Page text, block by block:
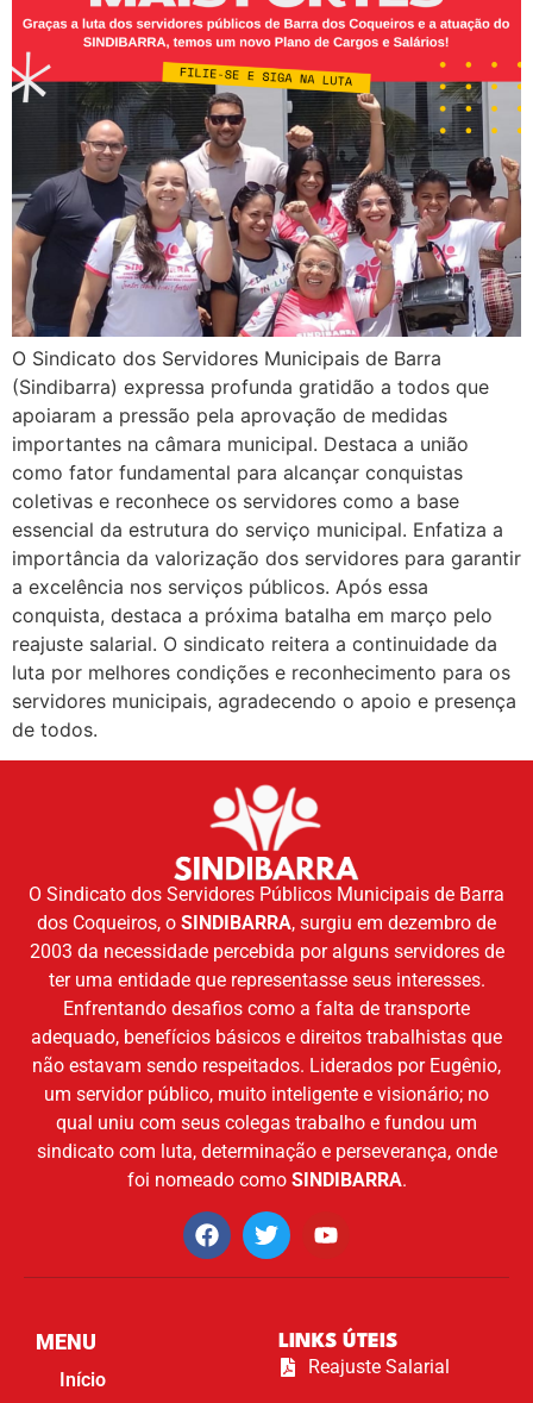
O Sindicato dos Servidores Municipais de Barra
(Sindibarra) expressa profunda gratidão a todos que
apoiaram a pressão pela aprovação de medidas
importantes na câmara municipal. Destaca a união
como fator fundamental para alcançar conquistas
coletivas e reconhece os servidores como a base
essencial da estrutura do serviço municipal. Enfatiza a
importância da valorização dos servidores para garantir
a excelência nos serviços públicos. Após essa
conquista, destaca a próxima batalha em março pelo
reajuste salarial. O sindicato reitera a continuidade da
luta por melhores condições e reconhecimento para os
servidores municipais, agradecendo o apoio e presença
de todos.
O Sindicato dos Servidores Públicos Municipais de Barra
dos Coqueiros, o SINDIBARRA, surgiu em dezembro de
2003 da necessidade percebida por alguns servidores de
ter uma entidade que representasse seus interesses.
Enfrentando desafios como a falta de transporte
adequado, benefícios básicos e direitos trabalhistas que
não estavam sendo respeitados. Liderados por Eugênio,
um servidor público, muito inteligente e visionário; no
qual uniu com seus colegas trabalho e fundou um
sindicato com luta, determinação e perseverança, onde
foi nomeado como SINDIBARRA.
MENU
Início
LINKS ÚTEIS
Reajuste Salarial